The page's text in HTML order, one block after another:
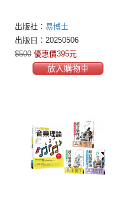
出版社： 易博士
出版日：20250506
$500 優惠價395元
放入購物車